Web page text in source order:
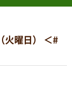
曜日） ＜#